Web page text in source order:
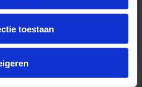
toestaan